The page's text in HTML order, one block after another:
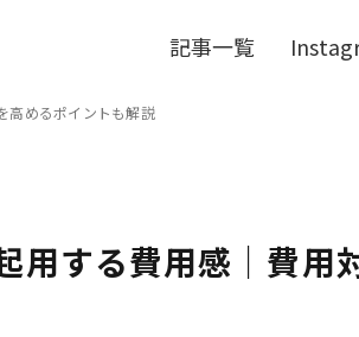
記事一覧
高めるポイントも解説
用する費用感｜費用